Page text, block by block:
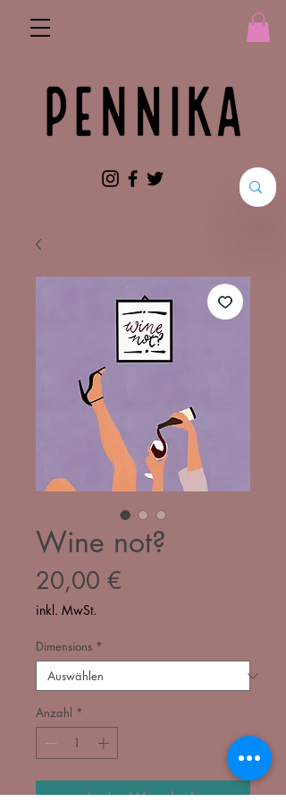
Wine not?
20,00 €
inkl. MwSt.
Dimensions *
Anzahl *
In den Warenkorb